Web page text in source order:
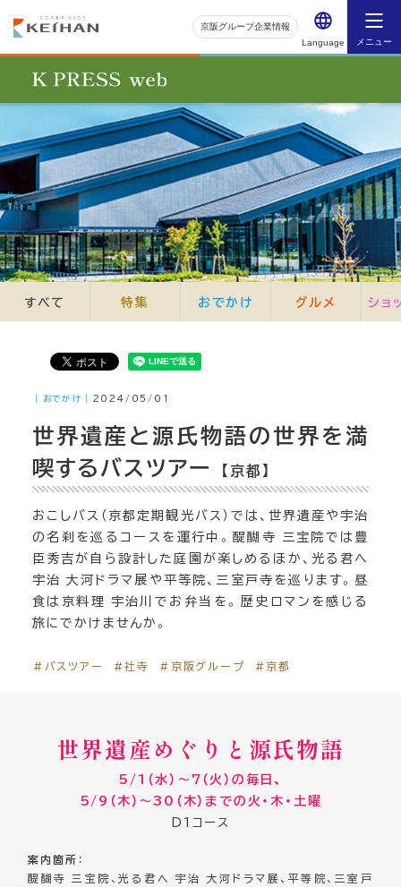
Language メニュー
京阪グループ企業情報
すべて 特集 おでかけ グルメ ショ
｜おでかけ｜ 2024/05/01
世界遺産と源氏物語の世界を満
喫するバスツアー
【京都】
おこしバス（京都定期観光バス）では、世界遺産や宇治
の名刹を巡るコースを運行中。醍醐寺 三宝院では豊
臣秀吉が自ら設計した庭園が楽しめるほか、光る君へ
宇治 大河ドラマ展や平等院、三室戸寺を巡ります。昼
食は京料理 宇治川でお弁当を。歴史ロマンを感じる
旅にでかけませんか。
＃バスツアー ＃社寺 ＃京阪グループ ＃京都
世界遺産めぐりと源氏物語
5/1（水）～7（火）の毎日、
5/9（木）～30（木）までの火・木・土曜
D1コース
案内箇所 ：
醍醐寺 三宝院、光る君へ 宇治 大河ドラマ展、平等院、三室戸